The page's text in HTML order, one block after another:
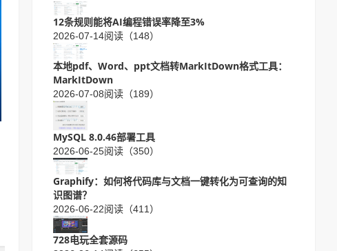
12条规则能将AI编程错误率降至3%
2026-07-14阅读（148）
本地pdf、Word、ppt文档转MarkItDown格式工具：
MarkItDown
2026-07-08阅读（189）
MySQL 8.0.46部署工具
2026-06-25阅读（350）
Graphify：如何将代码库与文档一键转化为可查询的知
识图谱？
2026-06-22阅读（411）
728电玩全套源码